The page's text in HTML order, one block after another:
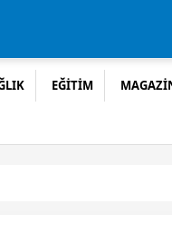
EĞİTİM